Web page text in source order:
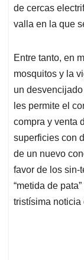
de cercas
valla en la que
Entre tanto, en
mosquitos y la
un
les permite el
compra y venta
superficies con
de un nuevo
favor de los sin-
“metida de
tristísima noticia